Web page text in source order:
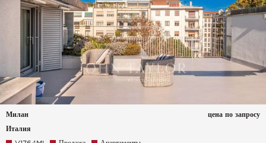
Милан
Италия
цена по запросу